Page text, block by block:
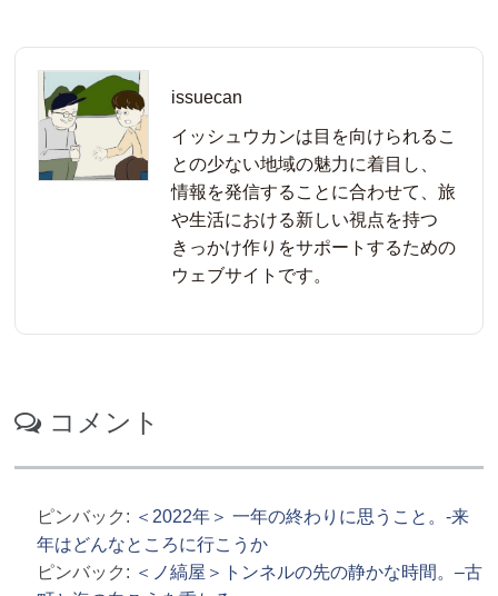
issuecan
イッシュウカンは目を向けられるこ
との少ない地域の魅力に着目し、
情報を発信することに合わせて、旅
や生活における新しい視点を持つ
きっかけ作りをサポートするための
ウェブサイトです。
コメント
ピンバック: ＜2022年＞ 一年の終わりに思うこと。-来
年はどんなところに行こうか
ピンバック: ＜ノ縞屋＞トンネルの先の静かな時間。–古